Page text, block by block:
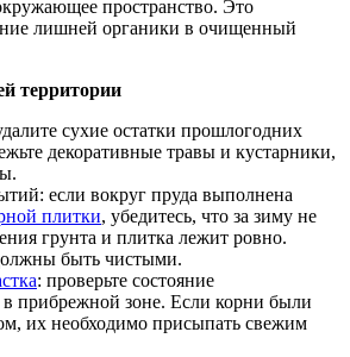
пространство. Это
лишней органики в очищенный
территории
сухие остатки прошлогодних
декоративные травы и кустарники,
если вокруг пруда выполнена
плитки, убедитесь, что за зиму не
грунта и плитка лежит ровно.
быть чистыми.
: проверьте состояние
в прибрежной зоне. Если корни были
их необходимо присыпать свежим